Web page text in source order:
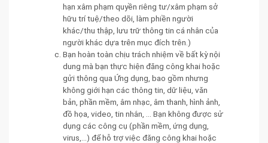
hạn xâm phạm quyền riêng tư/xâm phạm sở
hữu trí tuệ/theo dõi, làm phiền người
khác/thu thập, lưu trữ thông tin cá nhân của
người khác dựa trên mục đích trên.)
Bạn hoàn toàn chịu trách nhiệm về bất kỳ nội
dung mà bạn thực hiện đăng công khai hoặc
gửi thông qua Ứng dụng, bao gồm nhưng
không giới hạn các thông tin, dữ liệu, văn
bản, phần mềm, âm nhạc, âm thanh, hình ảnh,
đồ họa, video, tin nhắn, ... Bạn không được sử
dụng các công cụ (phần mềm, ứng dụng,
virus,…) để hỗ trợ việc đăng công khai hoặc